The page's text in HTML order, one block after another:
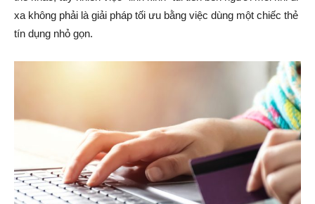
xa không phải là giải pháp tối ưu bằng việc dùng một chiếc thẻ
tín dụng nhỏ gọn.